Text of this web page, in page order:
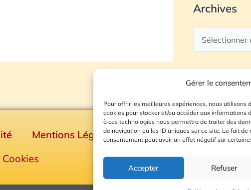
Gérer le
Pour offrir les meilleures expériences, nous utilisons
cookies pour stocker et/ou accéder aux informations
à ces technologies nous permettra de traiter des
de navigation ou les ID uniques sur ce site. Le fait
consentement peut avoir un effet négatif sur
Accepter Refuser
Archives
Mentions Légales
Plan du site